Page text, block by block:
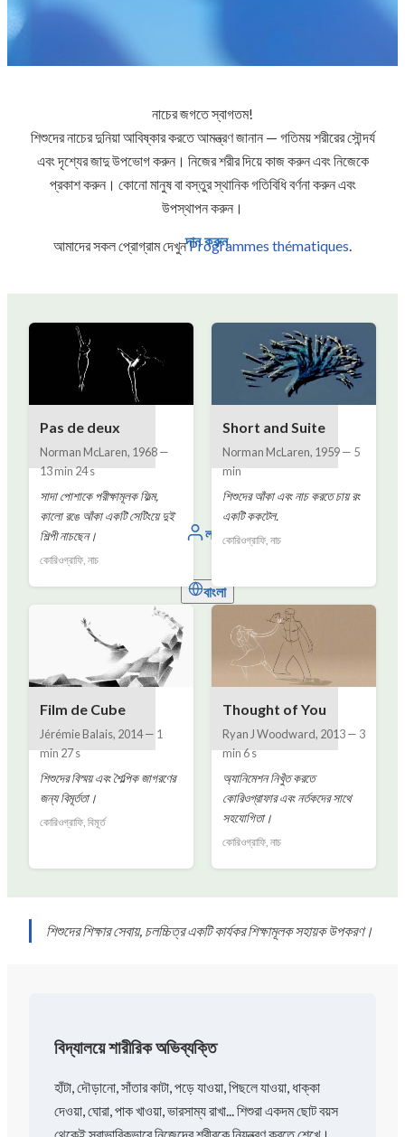
দান করুন
লগইন
বাংলা
নাচের জগতে স্বাগতম!
শিশুদের নাচের দুনিয়া আবিষ্কার করতে আমন্ত্রণ জানান — গতিময় শরীরের সৌন্দর্য
এবং দৃশ্যের জাদু উপভোগ করুন। নিজের শরীর দিয়ে কাজ করুন এবং নিজেকে
প্রকাশ করুন। কোনো মানুষ বা বস্তুর স্থানিক গতিবিধি বর্ণনা করুন এবং
উপস্থাপন করুন।
আমাদের সকল প্রোগ্রাম দেখুনProgrammes thématiques.
Pas de deux
Norman McLaren, 1968—
13 min 24 s
সাদা পোশাকে পরীক্ষামূলক ফিল্ম,
কালো রঙে আঁকা একটি সেটিংয়ে দুই
শিল্পী নাচছেন।
কোরিওগ্রাফি, নাচ
Short and Suite
Norman McLaren, 1959— 5
min
শিশুদের আঁকা এবং নাচ করতে চায় রং
একটি ককটেল.
কোরিওগ্রাফি, নাচ
Film de Cube
Jérémie Balais, 2014— 1
min 27 s
শিশুদের বিস্ময় এবং শৈল্পিক জাগরণের
জন্য বিমূর্ততা।
কোরিওগ্রাফি, বিমূর্ত
Thought of You
Ryan J Woodward, 2013— 3
min 6 s
অ্যানিমেশন নিখুঁত করতে
কোরিওগ্রাফার এবং নর্তকদের সাথে
সহযোগিতা।
কোরিওগ্রাফি, নাচ
শিশুদের শিক্ষার সেবায়, চলচ্চিত্র একটি কার্যকর শিক্ষামূলক সহায়ক উপকরণ।
বিদ্যালয়ে শারীরিক অভিব্যক্তি
হাঁটা, দৌড়ানো, সাঁতার কাটা, পড়ে যাওয়া, পিছলে যাওয়া, ধাক্কা
দেওয়া, ঘোরা, পাক খাওয়া, ভারসাম্য রাখা... শিশুরা একদম ছোট বয়স